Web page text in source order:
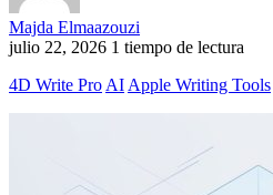
Majda Elmaazouzi
julio 22, 2026 1 tiempo de lectura
4D Write Pro AI Apple Writing Tools